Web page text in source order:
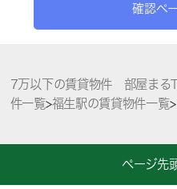
確認ペ
7万以下の賃貸物件 部屋まる
件一覧>福生駅の賃貸物件一覧>
ページ先